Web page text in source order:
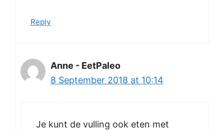
Reply
Anne - EetPaleo
8 September 2018 at 10:14
Je kunt de vulling ook eten met